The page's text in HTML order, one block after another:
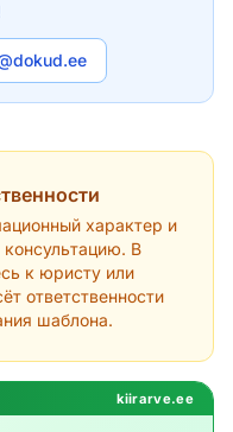
характер и
В
к юристу или
ответственности
шаблона.
kiirarve.ee